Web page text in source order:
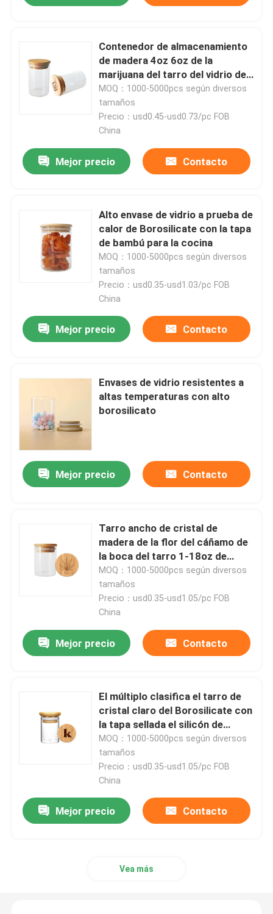
Vídeos
Viaje de la fábrica
Control de calidad
Contenedor de almacenamiento
de madera 4oz 6oz de la
marijuana del tarro del vidrio de
Borosilicate de la succión de la
tapa
MOQ：1000-5000pcs según diversos
tamaños
Precio：usd0.45-usd0.73/pc FOB
China
Mejor precio Contacto
Alto envase de vidrio a prueba de
calor de Borosilicate con la tapa
de bambú para la cocina
MOQ：1000-5000pcs según diversos
tamaños
Precio：usd0.35-usd1.03/pc FOB
China
Mejor precio Contacto
Envases de vidrio resistentes a
altas temperaturas con alto
borosilicato
Mejor precio Contacto
Tarro ancho de cristal de
madera de la flor del cáñamo de
la boca del tarro 1-18oz de
Borosilicate de la tapa de la
succión
MOQ：1000-5000pcs según diversos
tamaños
Precio：usd0.35-usd1.05/pc FOB
China
Mejor precio Contacto
El múltiplo clasifica el tarro de
cristal claro del Borosilicate con
la tapa sellada el silicón de
bambú
MOQ：1000-5000pcs según diversos
tamaños
Precio：usd0.35-usd1.05/pc FOB
China
Mejor precio Contacto
Vea más